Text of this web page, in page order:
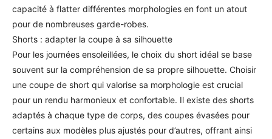
capacité à flatter différentes morphologies en font un atout
pour de nombreuses garde-robes.
Shorts : adapter la coupe à sa silhouette
Pour les journées ensoleillées, le choix du short idéal se base
souvent sur la compréhension de sa propre silhouette. Choisir
une coupe de short qui valorise sa morphologie est crucial
pour un rendu harmonieux et confortable. Il existe des shorts
adaptés à chaque type de corps, des coupes évasées pour
certains aux modèles plus ajustés pour d’autres, offrant ainsi